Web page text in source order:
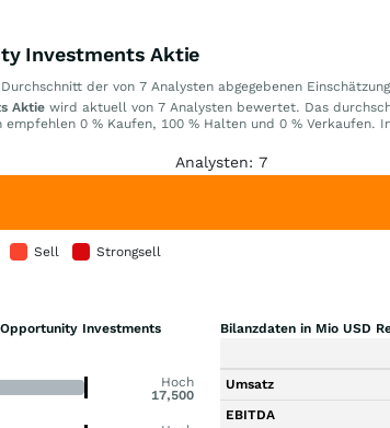
Investments Aktie
der von 7 Analysten abgegebenen
Aktie wird aktuell von 7 Analysten bewertet. Das
empfehlen 0 % Kaufen, 100 % Halten und 0 % Verkaufen.
Analysten: 7
Sell Strongsell
Investments
Hoch
17,500
Bilanzdaten in Mio USD
Umsatz
EBITDA